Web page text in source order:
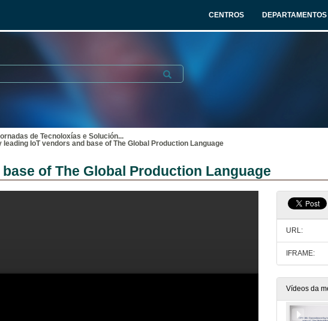
CENTROS DEPARTAMENTOS
Submit
de Tecnoloxías e Solución...
IoT vendors and base of The Global Production Language
of The Global Production Language
URL:
IFRAME:
Vídeos da